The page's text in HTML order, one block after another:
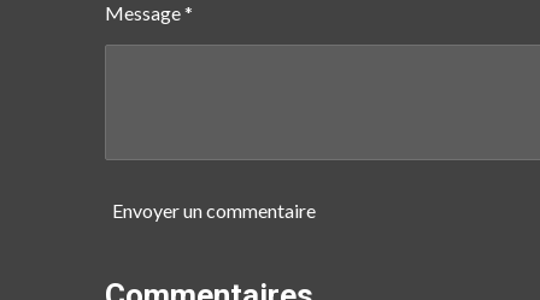
Message *
Envoyer un commentaire